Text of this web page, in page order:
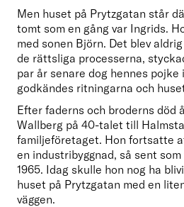
Men huset på Prytzgatan står
tomt som en gång var Ingrids.
med sonen Björn. Det blev
de rättsliga processerna,
par år senare dog hennes pojke
godkändes ritningarna och
Efter faderns och broderns död
Wallberg på 40-talet till
familjeföretaget. Hon fortsatte
en industribyggnad, så sent
1965. Idag skulle hon nog ha
huset på Prytzgatan med en
väggen.